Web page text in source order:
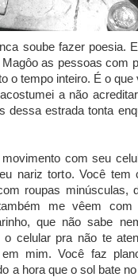
soube fazer poesia.
as pessoas com
o tempo inteiro. É o
a não
dessa estrada tonta
com seu
nariz torto. Você tem
roupas minúsculas,
me vêem
que não sabe
o celular pra não te
mim. Você faz
a hora que o sol bate